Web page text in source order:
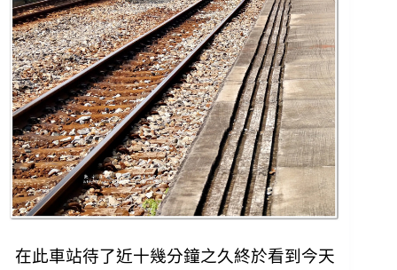
在此車站待了近十幾分鐘之久終於看到今天